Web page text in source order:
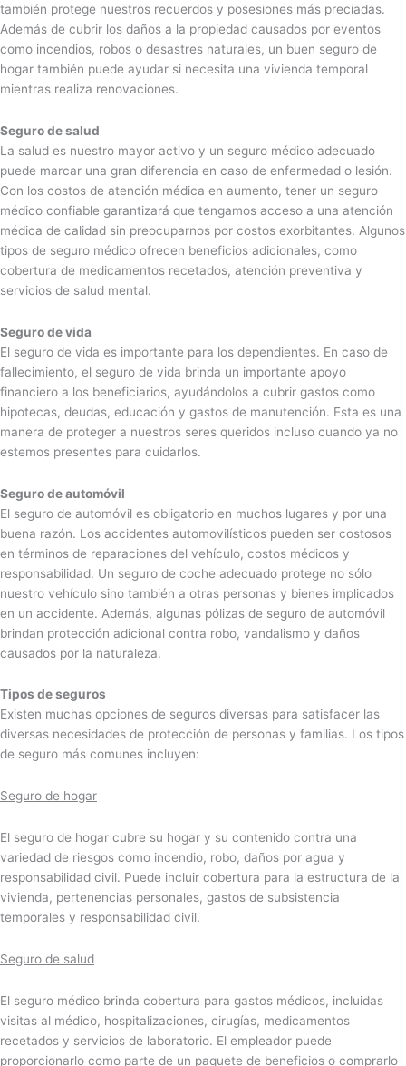
también protege nuestros recuerdos y posesiones más preciadas.
Además de cubrir los daños a la propiedad causados ​​por eventos
como incendios, robos o desastres naturales, un buen seguro de
hogar también puede ayudar si necesita una vivienda temporal
mientras realiza renovaciones.
Seguro de salud
La salud es nuestro mayor activo y un seguro médico adecuado
puede marcar una gran diferencia en caso de enfermedad o lesión.
Con los costos de atención médica en aumento, tener un seguro
médico confiable garantizará que tengamos acceso a una atención
médica de calidad sin preocuparnos por costos exorbitantes. Algunos
tipos de seguro médico ofrecen beneficios adicionales, como
cobertura de medicamentos recetados, atención preventiva y
servicios de salud mental.
Seguro de vida
El seguro de vida es importante para los dependientes. En caso de
fallecimiento, el seguro de vida brinda un importante apoyo
financiero a los beneficiarios, ayudándolos a cubrir gastos como
hipotecas, deudas, educación y gastos de manutención. Esta es una
manera de proteger a nuestros seres queridos incluso cuando ya no
estemos presentes para cuidarlos.
Seguro de automóvil
El seguro de automóvil es obligatorio en muchos lugares y por una
buena razón. Los accidentes automovilísticos pueden ser costosos
en términos de reparaciones del vehículo, costos médicos y
responsabilidad. Un seguro de coche adecuado protege no sólo
nuestro vehículo sino también a otras personas y bienes implicados
en un accidente. Además, algunas pólizas de seguro de automóvil
brindan protección adicional contra robo, vandalismo y daños
causados ​​por la naturaleza.
Tipos de seguros
Existen muchas opciones de seguros diversas para satisfacer las
diversas necesidades de protección de personas y familias. Los tipos
de seguro más comunes incluyen:
Seguro de hogar
El seguro de hogar cubre su hogar y su contenido contra una
variedad de riesgos como incendio, robo, daños por agua y
responsabilidad civil. Puede incluir cobertura para la estructura de la
vivienda, pertenencias personales, gastos de subsistencia
temporales y responsabilidad civil.
Seguro de salud
El seguro médico brinda cobertura para gastos médicos, incluidas
visitas al médico, hospitalizaciones, cirugías, medicamentos
recetados y servicios de laboratorio. El empleador puede
proporcionarlo como parte de un paquete de beneficios o comprarlo